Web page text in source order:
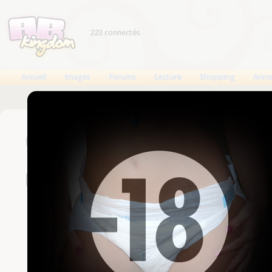
223 connectés
Accueil Images Forums Lecture Shopping
Connexion
Un compte est
Nom d'utilisateur
Mot de passe